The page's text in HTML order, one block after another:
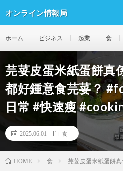
オンライン情報局
ホーム ビジネス 起業 食
芫荽皮蛋米紙蛋餅真
都好鍾意食芫荽？
日常 #快速瘦
2025.06.01 食
HOME 食 芫荽皮蛋米紙蛋餅